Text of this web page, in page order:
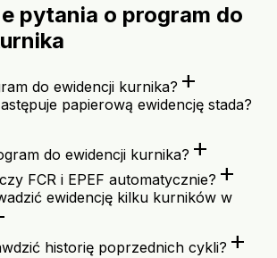
pytania o program do
do ewidencji kurnika? add
papierową ewidencję stada?
do ewidencji kurnika? add
FCR i EPEF automatycznie? add
ewidencję kilku kurników w
historię poprzednich cykli? add